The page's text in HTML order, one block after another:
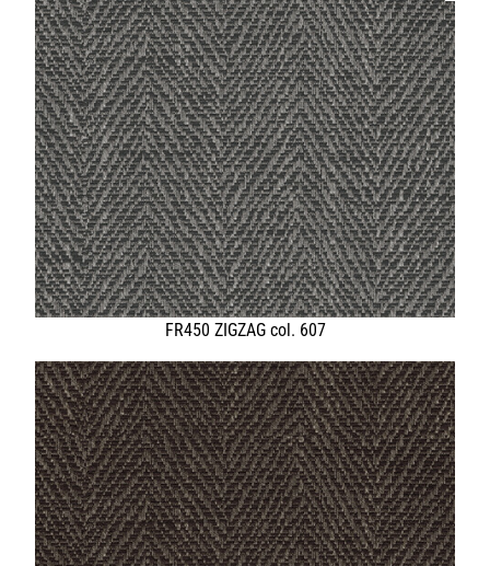
SHOP PELLEBELLE
PRODUKTE
DIENSTLEISTUNGEN
KNOW HOW
NEWS
KONTAKT